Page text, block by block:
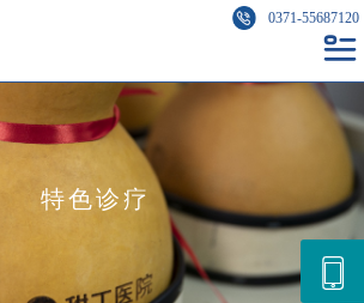
0371-55687120
特色诊疗